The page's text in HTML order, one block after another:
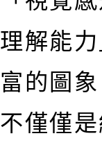
理解能
富的圖
不僅僅